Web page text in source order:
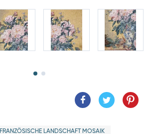
FRANZÖSISCHE LANDSCHAFT MOSAIK